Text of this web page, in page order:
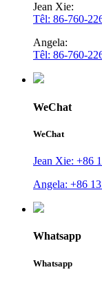
Jean Xie:
Têl: 86-760-
Angela:
Têl: 86-760-
WeChat
WeChat
Jean Xie: +86
Angela: +86
Whatsapp
Whatsapp